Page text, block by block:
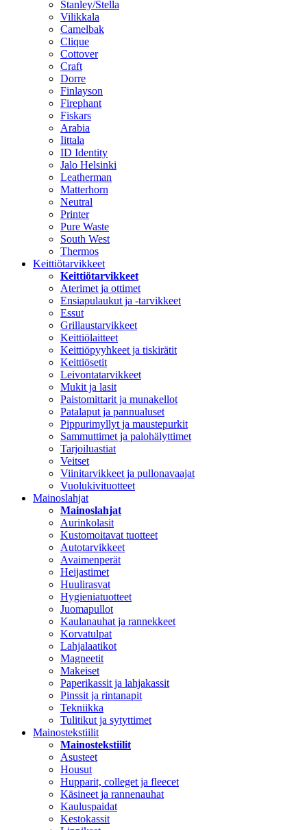
Stanley/Stella
Vilikkala
Camelbak
Clique
Cottover
Craft
Dorre
Finlayson
Firephant
Fiskars
Arabia
Iittala
ID Identity
Jalo Helsinki
Leatherman
Matterhorn
Neutral
Printer
Pure Waste
South West
Thermos
Keittiötarvikkeet
Keittiötarvikkeet
Aterimet ja ottimet
Ensiapulaukut ja -tarvikkeet
Essut
Grillaustarvikkeet
Keittiölaitteet
Keittiöpyyhkeet ja tiskirätit
Keittiösetit
Leivontatarvikkeet
Mukit ja lasit
Paistomittarit ja munakellot
Patalaput ja pannualuset
Pippurimyllyt ja maustepurkit
Sammuttimet ja palohälyttimet
Tarjoiluastiat
Veitset
Viinitarvikkeet ja pullonavaajat
Vuolukivituotteet
Mainoslahjat
Mainoslahjat
Aurinkolasit
Kustomoitavat tuotteet
Autotarvikkeet
Avaimenperät
Heijastimet
Huulirasvat
Hygieniatuotteet
Juomapullot
Kaulanauhat ja rannekkeet
Korvatulpat
Lahjalaatikot
Magneetit
Makeiset
Paperikassit ja lahjakassit
Pinssit ja rintanapit
Tekniikka
Tulitikut ja sytyttimet
Mainostekstiilit
Mainostekstiilit
Asusteet
Housut
Hupparit, colleget ja fleecet
Käsineet ja rannenauhat
Kauluspaidat
Kestokassit